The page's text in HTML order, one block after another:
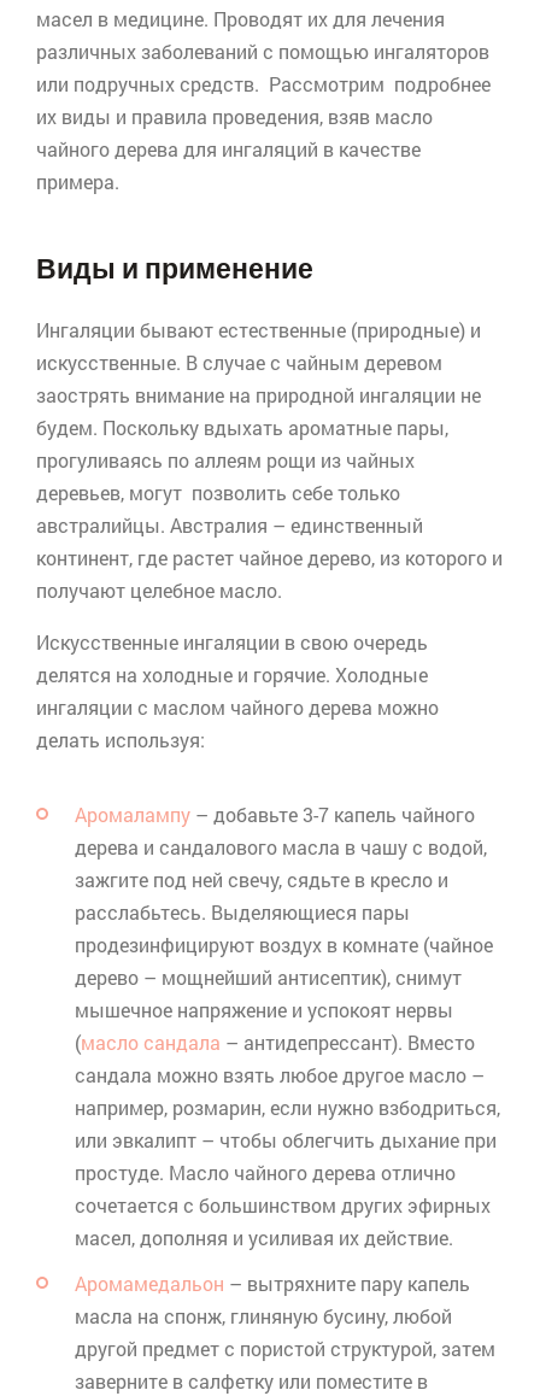
масел в медицине. Проводят их для лечения
различных заболеваний с помощью ингаляторов
или подручных средств. Рассмотрим подробнее
их виды и правила проведения, взяв масло
чайного дерева для ингаляций в качестве
примера.
Виды и применение
Ингаляции бывают естественные (природные) и
искусственные. В случае с чайным деревом
заострять внимание на природной ингаляции не
будем. Поскольку вдыхать ароматные пары,
прогуливаясь по аллеям рощи из чайных
деревьев, могут позволить себе только
австралийцы. Австралия – единственный
континент, где растет чайное дерево, из которого и
получают целебное масло.
Искусственные ингаляции в свою очередь
делятся на холодные и горячие. Холодные
ингаляции с маслом чайного дерева можно
делать используя:
Аромалампу – добавьте 3-7 капель чайного
дерева и сандалового масла в чашу с водой,
зажгите под ней свечу, сядьте в кресло и
расслабьтесь. Выделяющиеся пары
продезинфицируют воздух в комнате (чайное
дерево – мощнейший антисептик), снимут
мышечное напряжение и успокоят нервы
(масло сандала – антидепрессант). Вместо
сандала можно взять любое другое масло –
например, розмарин, если нужно взбодриться,
или эвкалипт – чтобы облегчить дыхание при
простуде. Масло чайного дерева отлично
сочетается с большинством других эфирных
масел, дополняя и усиливая их действие.
Аромамедальон – вытряхните пару капель
масла на спонж, глиняную бусину, любой
другой предмет с пористой структурой, затем
заверните в салфетку или поместите в